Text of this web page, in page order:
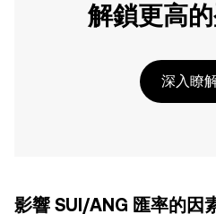
解鎖更高
深入瞭
影響 SUI/ANG 匯率的因